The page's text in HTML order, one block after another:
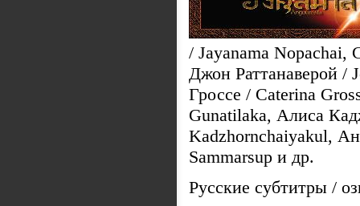
/ Jayanama
Джон Раттанаверой /
Гроссе / Caterina
Gunatilaka, Алиса
Kadzhornchaiyakul,
Sammarsup и др.
Русские субтитры /